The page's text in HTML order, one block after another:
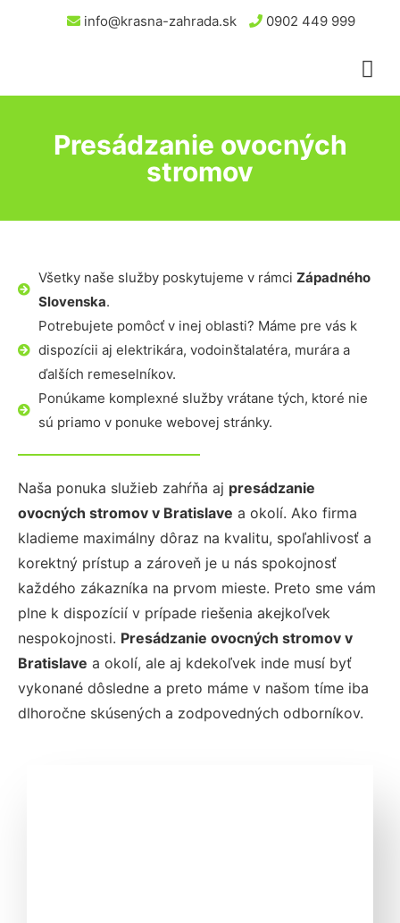
info@krasna-zahrada.sk 0902 449 999
Presádzanie ovocných
stromov
Všetky naše služby poskytujeme v rámci Západného
Slovenska.
Potrebujete pomôcť v inej oblasti? Máme pre vás k
dispozícii aj elektrikára, vodoinštalatéra, murára a
ďalších remeselníkov.
Ponúkame komplexné služby vrátane tých, ktoré nie
sú priamo v ponuke webovej stránky.
Naša ponuka služieb zahŕňa aj presádzanie
ovocných stromov v Bratislave a okolí. Ako firma
kladieme maximálny dôraz na kvalitu, spoľahlivosť a
korektný prístup a zároveň je u nás spokojnosť
každého zákazníka na prvom mieste. Preto sme vám
plne k dispozícií v prípade riešenia akejkoľvek
nespokojnosti. Presádzanie ovocných stromov v
Bratislave a okolí, ale aj kdekoľvek inde musí byť
vykonané dôsledne a preto máme v našom tíme iba
dlhoročne skúsených a zodpovedných odborníkov.